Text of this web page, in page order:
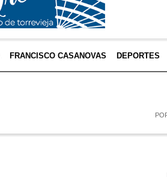
FRANCISCO CASANOVAS DEPORTES